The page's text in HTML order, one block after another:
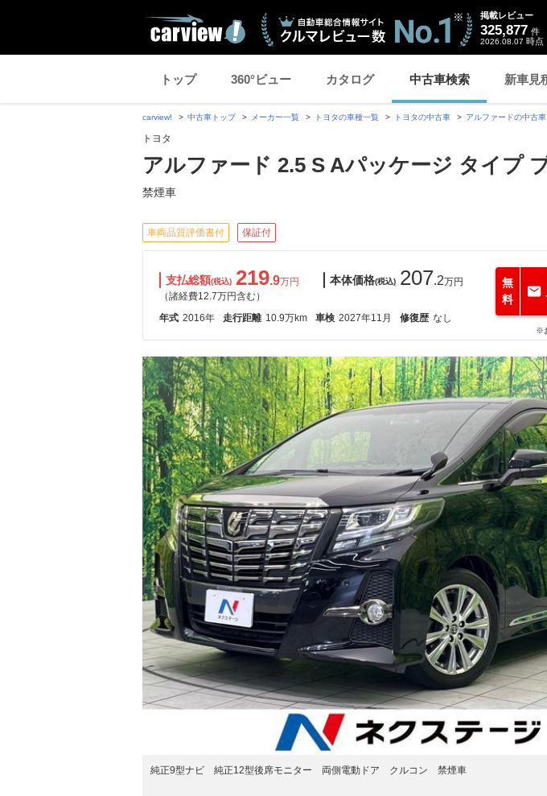
掲載レビュー
325,877 件
2026.08.07 時点
トップ 360°ビュー カタログ 中古車検索 新車見
carview! 中古車トップ メーカー一覧 トヨタの車種一覧 トヨタの中古車 アルファードの中古車
トヨタ
アルファード 2.5 S Aパッケージ タイプ
禁煙車
車両品質評価書付 保証付
支払総額(税込) 219.9万円
（諸経費12.7万円含む）
本体価格(税込) 207.2万円
年式 2016年 走行距離 10.9万km 車検 2027年11月 修復歴 なし
無
料
※
純正9型ナビ 純正12型後席モニター 両側電動ドア クルコン 禁煙車